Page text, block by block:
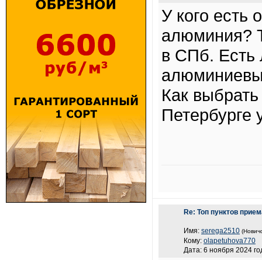
У кого есть
алюминия?
в СПб. Есть
Как
Петербурге
Re: Топ пунктов
Имя: serega2510
Кому: olapetuhova770
Дата: 6 ноября 2024